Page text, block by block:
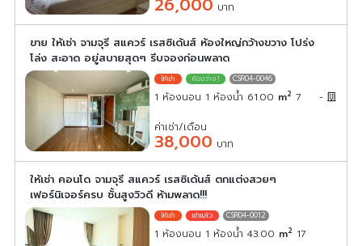
บาท
ขาย ให้เช่า จามจุรี สแควร์ เรสซิเด้นส์ ห้องใหญ่กว้างขวาง โปร่ง
โล่ง สะอาด อยู่สบายสุดๆ รีบจองก่อนพลาด
CSR04-0046
1 ห้องนอน 1 ห้องน้ำ 61.00 m2 7 -
ค่าเช่า/เดือน
38,000 บาท
ให้เช่า คอนโด จามจุรี สแควร์ เรสซิเด้นส์ ตกแต่งสวยๆ
เฟอร์นิเจอร์ครบ ชั้นสูงวิวดี ห้ามพลาด!!!
CSR04-0012
1 ห้องนอน 1 ห้องน้ำ 43.00 m2 17